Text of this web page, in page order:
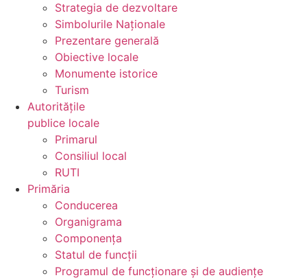
Strategia de dezvoltare
Simbolurile Naționale
Prezentare generală
Obiective locale
Monumente istorice
Turism
Autoritățile
publice locale
Primarul
Consiliul local
RUTI
Primăria
Conducerea
Organigrama
Componența
Statul de funcții
Programul de funcționare și de audiențe